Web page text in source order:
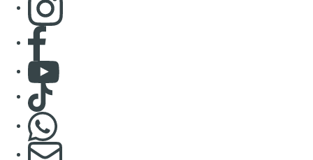
Consulter page Facebook
Consulter Youtube
Consulter TikTok
S'abonner à notre newsletter